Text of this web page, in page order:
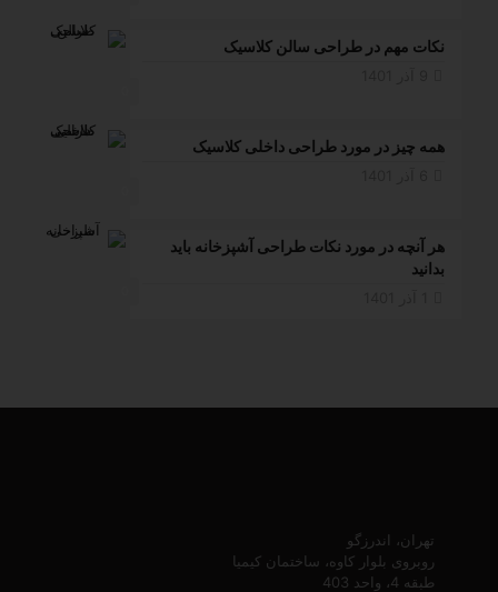
نکات مهم در طراحی سالن کلاسیک
همه چیز در مورد طراحی داخلی کلاسیک
هر آنچه در مورد نکات طراحی آشپزخانه باید
بدانید
تهران، اندرزگو
روبروی بلوار کاوه، ساختمان کیمیا
طبقه 4، واحد 403